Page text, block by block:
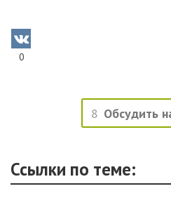
0
8 Обсудить
Ссылки по теме: